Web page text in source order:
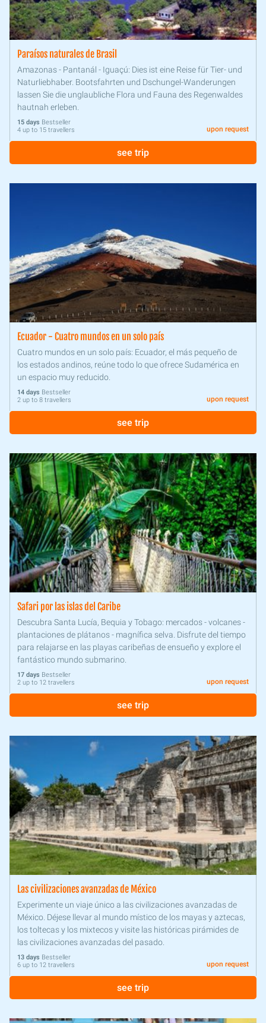
Paraísos naturales de Brasil
Amazonas - Pantanál - Iguaçú: Dies ist eine Reise für Tier- und
Naturliebhaber. Bootsfahrten und Dschungel-Wanderungen
lassen Sie die unglaubliche Flora und Fauna des Regenwaldes
hautnah erleben.
15 days Bestseller
4 up to 15 travellers
upon request
see trip
Ecuador - Cuatro mundos en un solo país
Cuatro mundos en un solo país: Ecuador, el más pequeño de
los estados andinos, reúne todo lo que ofrece Sudamérica en
un espacio muy reducido.
14 days Bestseller
2 up to 8 travellers
upon request
see trip
Safari por las islas del Caribe
Descubra Santa Lucía, Bequia y Tobago: mercados - volcanes -
plantaciones de plátanos - magnífica selva. Disfrute del tiempo
para relajarse en las playas caribeñas de ensueño y explore el
fantástico mundo submarino.
17 days Bestseller
2 up to 12 travellers
upon request
see trip
Las civilizaciones avanzadas de México
Experimente un viaje único a las civilizaciones avanzadas de
México. Déjese llevar al mundo místico de los mayas y aztecas,
los toltecas y los mixtecos y visite las históricas pirámides de
las civilizaciones avanzadas del pasado.
13 days Bestseller
6 up to 12 travellers
upon request
see trip